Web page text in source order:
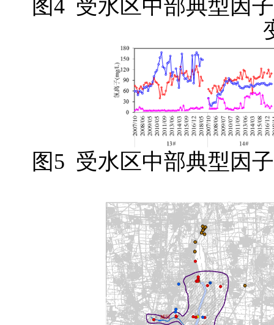
图4 受水区中部典型因
图5 受水区中部典型因